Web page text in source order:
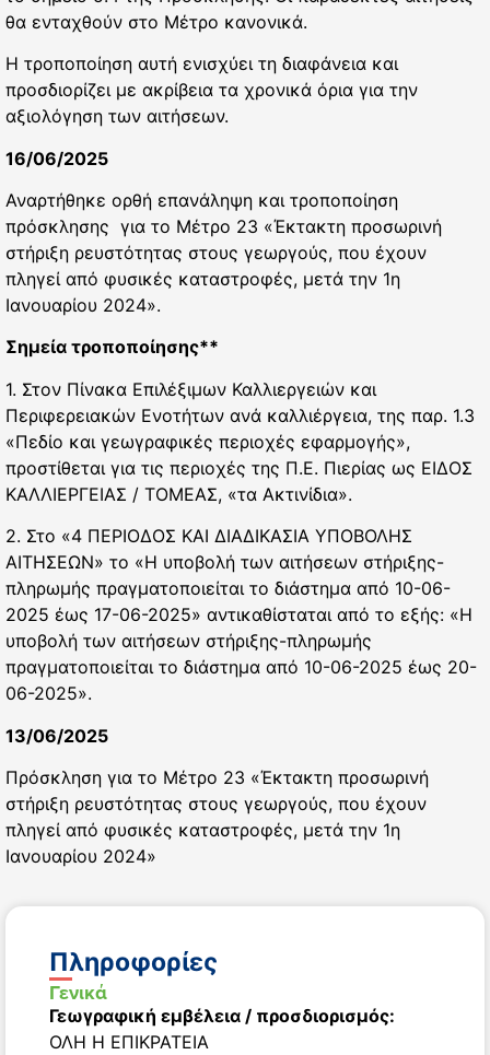
θα ενταχθούν στο Μέτρο κανονικά.
Η τροποποίηση αυτή ενισχύει τη διαφάνεια και
προσδιορίζει με ακρίβεια τα χρονικά όρια για την
αξιολόγηση των αιτήσεων.
16/06/2025
Αναρτήθηκε ορθή επανάληψη και τροποποίηση
πρόσκλησης για το Μέτρο 23 «Έκτακτη προσωρινή
στήριξη ρευστότητας στους γεωργούς, που έχουν
πληγεί από φυσικές καταστροφές, μετά την 1η
Ιανουαρίου 2024».
Σημεία τροποποίησης**
1. Στον Πίνακα Επιλέξιμων Καλλιεργειών και
Περιφερειακών Ενοτήτων ανά καλλιέργεια, της παρ. 1.3
«Πεδίο και γεωγραφικές περιοχές εφαρμογής»,
προστίθεται για τις περιοχές της Π.Ε. Πιερίας ως ΕΙΔΟΣ
ΚΑΛΛΙΕΡΓΕΙΑΣ / ΤΟΜΕΑΣ, «τα Ακτινίδια».
2. Στο «4 ΠΕΡΙΟΔΟΣ ΚΑΙ ΔΙΑΔΙΚΑΣΙΑ ΥΠΟΒΟΛΗΣ
ΑΙΤΗΣΕΩΝ» το «Η υποβολή των αιτήσεων στήριξης-
πληρωμής πραγματοποιείται το διάστημα από 10-06-
2025 έως 17-06-2025» αντικαθίσταται από το εξής: «Η
υποβολή των αιτήσεων στήριξης-πληρωμής
πραγματοποιείται το διάστημα από 10-06-2025 έως 20-
06-2025».
13/06/2025
Πρόσκληση για το Μέτρο 23 «Έκτακτη προσωρινή
στήριξη ρευστότητας στους γεωργούς, που έχουν
πληγεί από φυσικές καταστροφές, μετά την 1η
Ιανουαρίου 2024»
Πληροφορίες
Γενικά
Γεωγραφική εμβέλεια / προσδιορισμός:
ΟΛΗ Η ΕΠΙΚΡΑΤΕΙΑ